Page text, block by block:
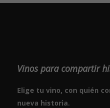
Vinos para compartir
Elige tu vino, con quién
nueva historia.